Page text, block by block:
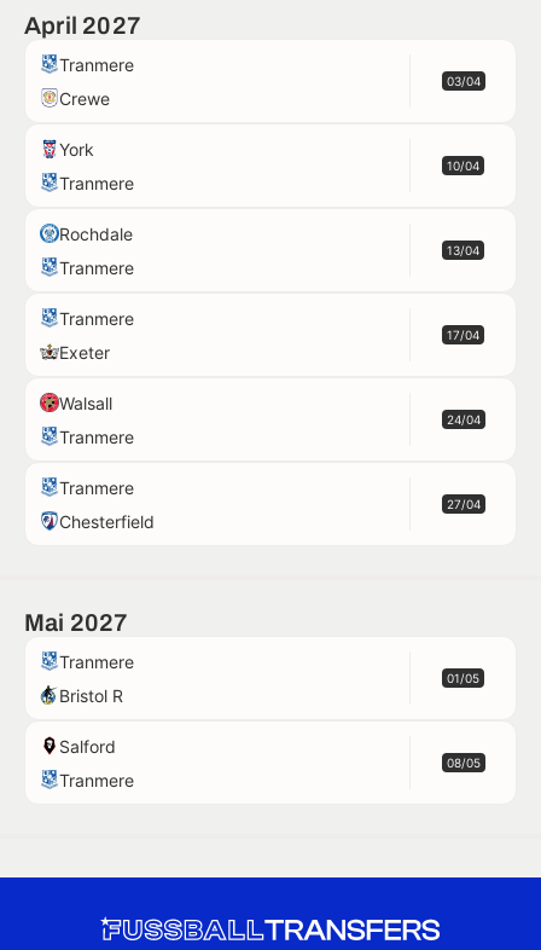
April 2027
Tranmere
Crewe
03/04
York
Tranmere
10/04
Rochdale
Tranmere
13/04
Tranmere
Exeter
17/04
Walsall
Tranmere
24/04
Tranmere
Chesterfield
27/04
Mai 2027
Tranmere
Bristol R
01/05
Salford
Tranmere
08/05